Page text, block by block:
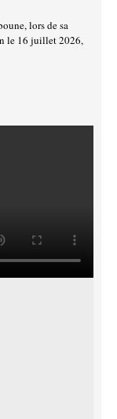
lors de sa
le 16 juillet 2026,